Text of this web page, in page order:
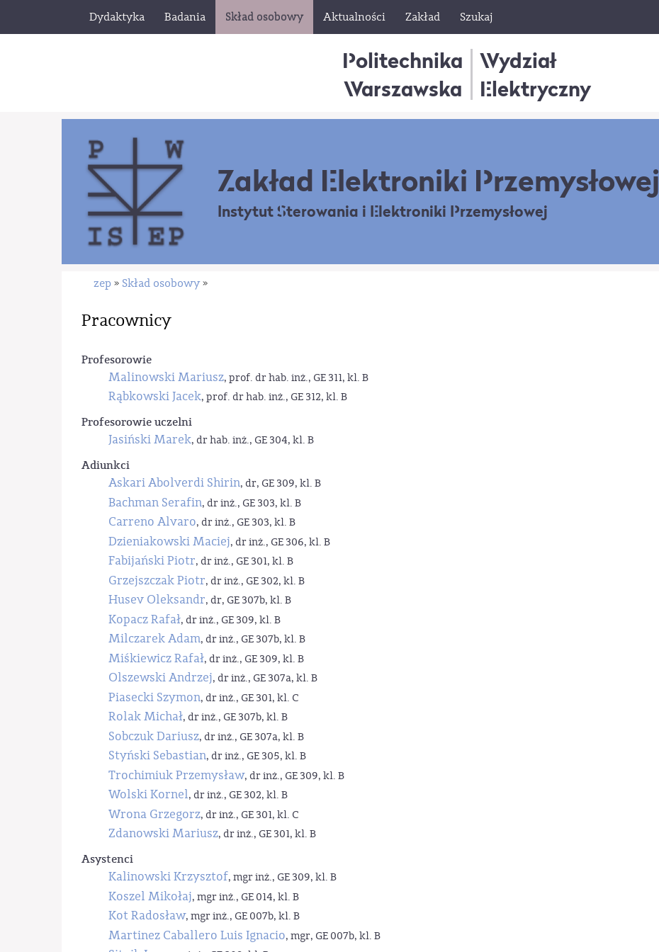
Dydaktyka Badania Skład osobowy Aktualności Zakład Szukaj
Politechnika
Warszawska
Wydział
Elektryczny
Zakład Elektroniki Przemysłowej
Instytut Sterowania i Elektroniki Przemysłowej
zep » Skład osobowy »
Pracownicy
Profesorowie
Malinowski Mariusz, prof. dr hab. inż., GE 311, kl. B
Rąbkowski Jacek, prof. dr hab. inż., GE 312, kl. B
Profesorowie uczelni
Jasiński Marek, dr hab. inż., GE 304, kl. B
Adiunkci
Askari Abolverdi Shirin, dr, GE 309, kl. B
Bachman Serafin, dr inż., GE 303, kl. B
Carreno Alvaro, dr inż., GE 303, kl. B
Dzieniakowski Maciej, dr inż., GE 306, kl. B
Fabijański Piotr, dr inż., GE 301, kl. B
Grzejszczak Piotr, dr inż., GE 302, kl. B
Husev Oleksandr, dr, GE 307b, kl. B
Kopacz Rafał, dr inż., GE 309, kl. B
Milczarek Adam, dr inż., GE 307b, kl. B
Miśkiewicz Rafał, dr inż., GE 309, kl. B
Olszewski Andrzej, dr inż., GE 307a, kl. B
Piasecki Szymon, dr inż., GE 301, kl. C
Rolak Michał, dr inż., GE 307b, kl. B
Sobczuk Dariusz, dr inż., GE 307a, kl. B
Styński Sebastian, dr inż., GE 305, kl. B
Trochimiuk Przemysław, dr inż., GE 309, kl. B
Wolski Kornel, dr inż., GE 302, kl. B
Wrona Grzegorz, dr inż., GE 301, kl. C
Zdanowski Mariusz, dr inż., GE 301, kl. B
Asystenci
Kalinowski Krzysztof, mgr inż., GE 309, kl. B
Koszel Mikołaj, mgr inż., GE 014, kl. B
Kot Radosław, mgr inż., GE 007b, kl. B
Martinez Caballero Luis Ignacio, mgr, GE 007b, kl. B